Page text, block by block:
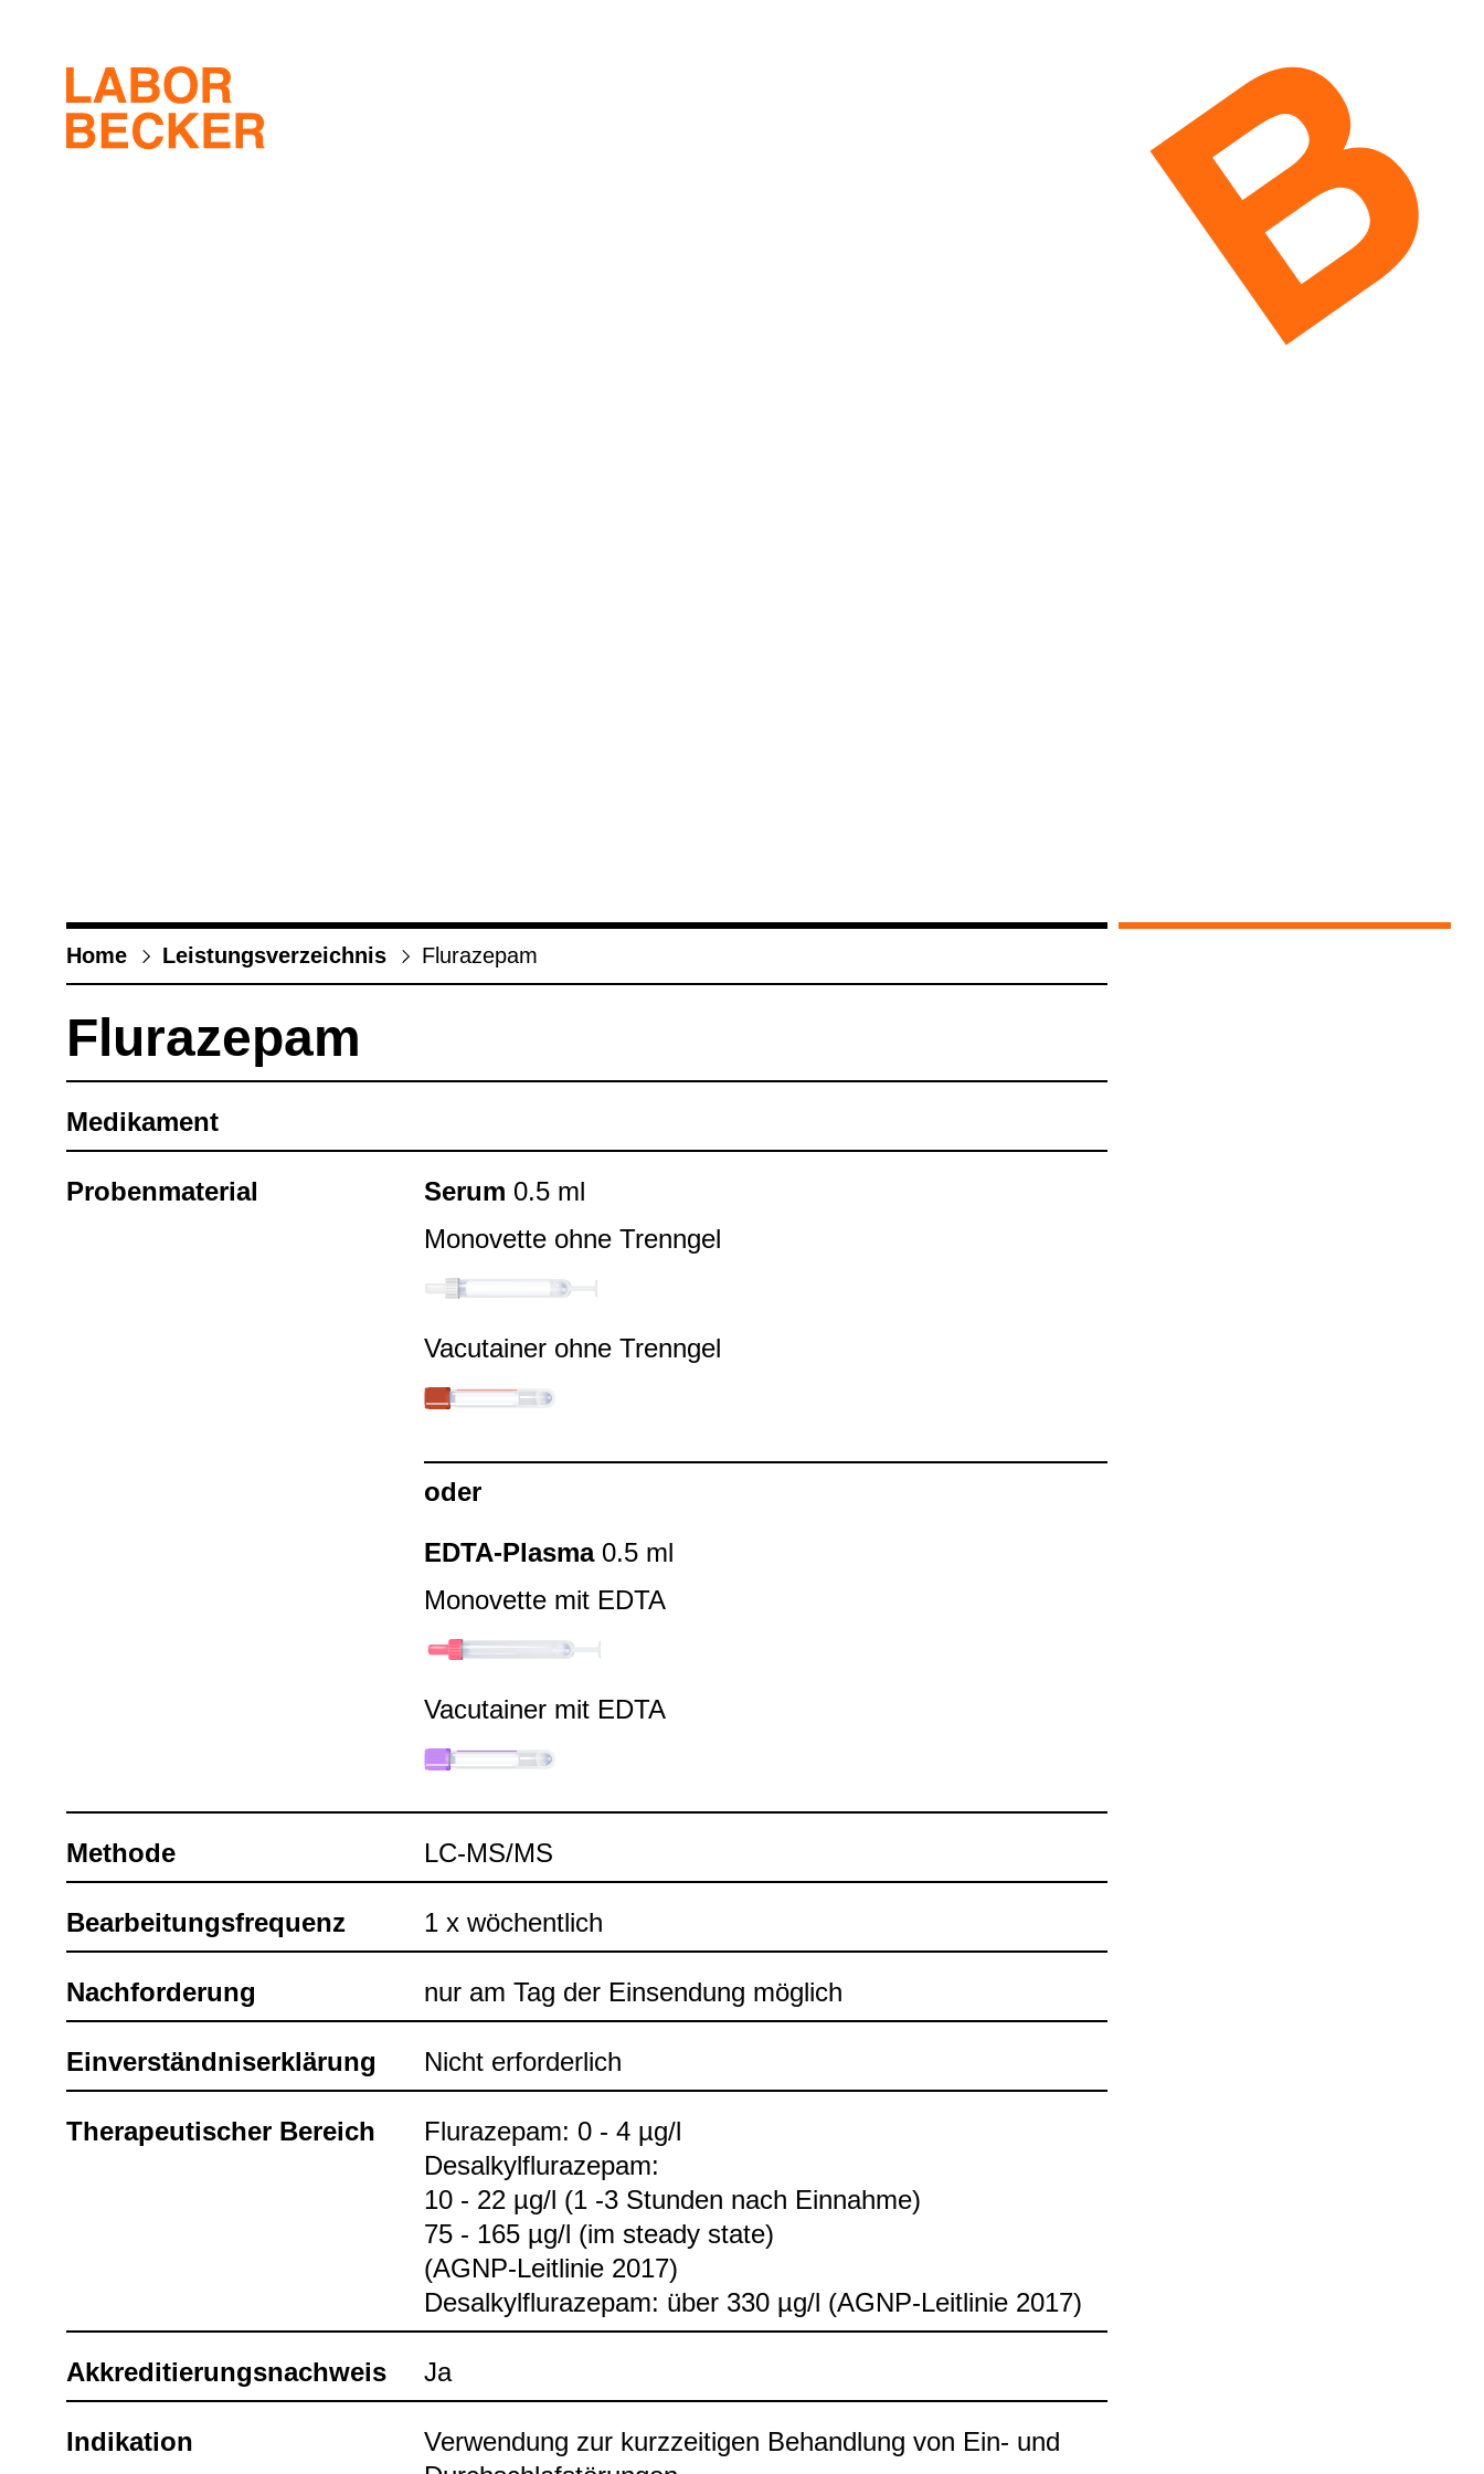
Home Leis­tungs­ver­zeich­nis Flura­ze­pam
Flura­ze­pam
Medi­ka­ment
Pro­ben­ma­te­rial Serum 0.5 ml
Mono­vette ohne Trenn­gel
Vacu­tai­ner ohne Trenn­gel
oder
EDTA-​Plasma0.5 ml
Mono­vette mit EDTA
Vacu­tai­ner mit EDTA
Methode LC-​MS/MS
Bear­bei­tungs­fre­quenz 1 x wöchent­lich
Nach­for­de­rung nur am Tag der Ein­sen­dung mög­lich
Ein­ver­ständ­nis­er­klä­rung Nicht erfor­der­lich
The­ra­peu­ti­scher Bereich
Flura­ze­pam: 0 - 4 µg/l
Desal­kyl­flu­ra­ze­pam:
10 - 22 µg/l (1 -3 Stun­den nach Ein­nahme)
75 - 165 µg/l (im steady state)
(AGNP-​Leit­li­nie 2017)
Desal­kyl­flu­ra­ze­pam: über 330 µg/l (AGNP-​Leit­li­nie 2017)
Akkre­di­tie­rungs­nach­weis Ja
Indi­ka­tion
Ver­wen­dung zur kurz­zei­ti­gen Behand­lung von Ein-​ und